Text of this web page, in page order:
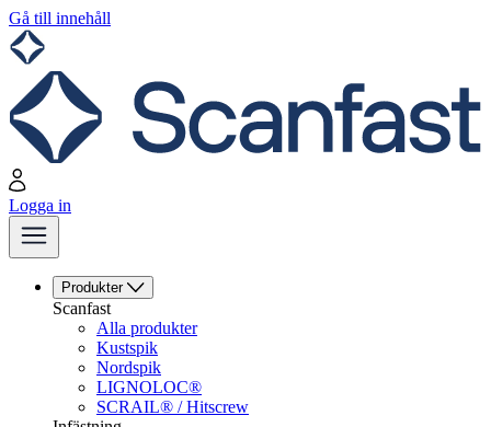
Gå till innehåll
Logga in
Produkter
Scanfast
Alla produkter
Kustspik
Nordspik
LIGNOLOC®
SCRAIL® / Hitscrew